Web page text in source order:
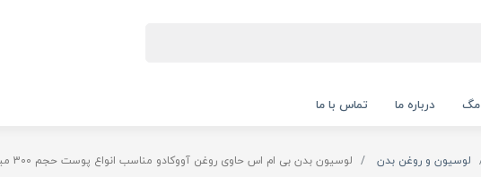
مگ درباره ما تماس با ما
لوسیون و روغن بدن لوسیون بدن بی ام اس حاوی روغن آووکادو مناسب انواع پوست حجم 300 میلی لیتر